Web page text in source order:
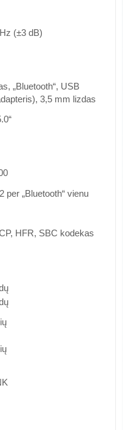
(±3 dB)
„Bluetooth“, USB
3,5 mm lizdas
per „Bluetooth“ vienu
HFR, SBC kodekas